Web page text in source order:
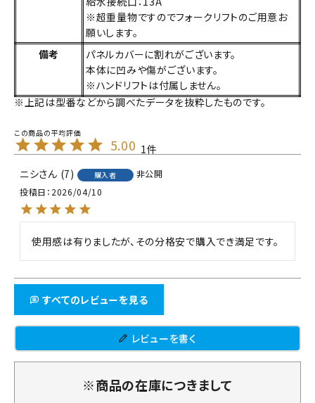
※超重量物ですのでフォークリフトのご用意お
願いします。
備考
パネルカバーに割れがございます。
本体に凹みや傷がございます。
※ハンドリフトは付属しません。
※上記は型番などから調べたデータを抜粋したものです。
5.00 1
ニシ
7 購入者
非公開
投稿日 2026/04/10
使用感は有りましたが、その分格安で購入でき満足です。
すべてのレビューを見る
レビューを書く
※商品の在庫につきまして